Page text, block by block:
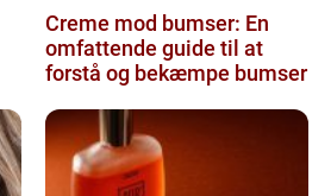
Creme mod bumser: En
omfattende guide til at
forstå og bekæmpe bumser